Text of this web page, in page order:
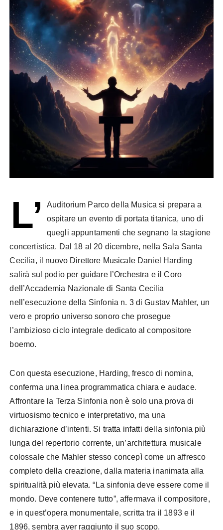
L’
Auditorium Parco della Musica si prepara a
ospitare un evento di portata titanica, uno di
quegli appuntamenti che segnano la stagione
concertistica. Dal 18 al 20 dicembre, nella Sala Santa
Cecilia, il nuovo Direttore Musicale Daniel Harding
salirà sul podio per guidare l’Orchestra e il Coro
dell’Accademia Nazionale di Santa Cecilia
nell’esecuzione della Sinfonia n. 3 di Gustav Mahler, un
vero e proprio universo sonoro che prosegue
l’ambizioso ciclo integrale dedicato al compositore
boemo.
Con questa esecuzione, Harding, fresco di nomina,
conferma una linea programmatica chiara e audace.
Affrontare la Terza Sinfonia non è solo una prova di
virtuosismo tecnico e interpretativo, ma una
dichiarazione d’intenti. Si tratta infatti della sinfonia più
lunga del repertorio corrente, un’architettura musicale
colossale che Mahler stesso concepì come un affresco
completo della creazione, dalla materia inanimata alla
spiritualità più elevata. “La sinfonia deve essere come il
mondo. Deve contenere tutto”, affermava il compositore,
e in quest’opera monumentale, scritta tra il 1893 e il
1896, sembra aver raggiunto il suo scopo.